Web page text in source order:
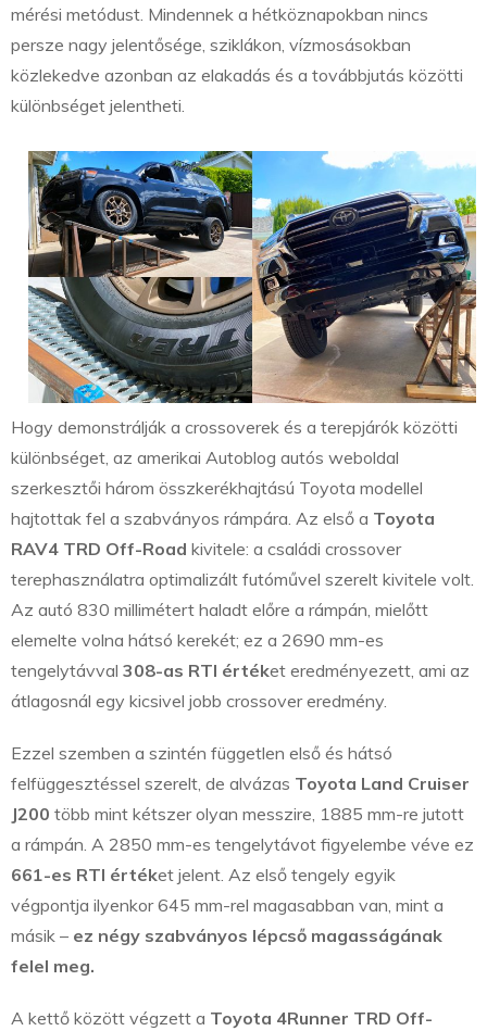
mérési metódust. Mindennek a hétköznapokban nincs
persze nagy jelentősége, sziklákon, vízmosásokban
közlekedve azonban az elakadás és a továbbjutás közötti
különbséget jelentheti.
Hogy demonstrálják a crossoverek és a terepjárók közötti
különbséget, az amerikai Autoblog autós weboldal
szerkesztői három összkerékhajtású Toyota modellel
hajtottak fel a szabványos rámpára. Az első a Toyota
RAV4 TRD Off-Road kivitele: a családi crossover
terephasználatra optimalizált futóművel szerelt kivitele volt.
Az autó 830 millimétert haladt előre a rámpán, mielőtt
elemelte volna hátsó kerekét; ez a 2690 mm-es
tengelytávval 308-as RTI értéket eredményezett, ami az
átlagosnál egy kicsivel jobb crossover eredmény.
Ezzel szemben a szintén független első és hátsó
felfüggesztéssel szerelt, de alvázas Toyota Land Cruiser
J200 több mint kétszer olyan messzire, 1885 mm-re jutott
a rámpán. A 2850 mm-es tengelytávot figyelembe véve ez
661-es RTI értéket jelent. Az első tengely egyik
végpontja ilyenkor 645 mm-rel magasabban van, mint a
másik – ez négy szabványos lépcső magasságának
felel meg.
A kettő között végzett a Toyota 4Runner TRD Off-